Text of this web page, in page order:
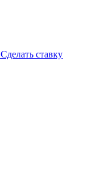
Сделать ставку